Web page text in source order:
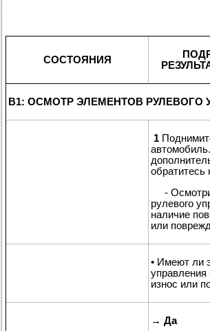
СОСТОЯНИЯ
B1: ОСМОТР ЭЛЕМЕНТОВ РУЛЕВОГО
1
обратитесь
-
рулевого
наличие
или
• Имеют ли
износ или
→ Да